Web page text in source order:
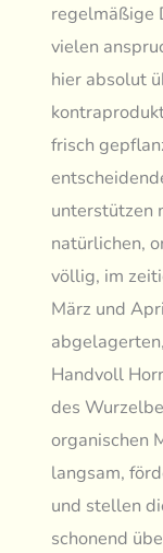
regelmäßige
vielen
hier absolut
frisch
unterstützen
natürlichen,
völlig, im
März und
Handvoll
des
organischen
langsam,
und stellen
schonend